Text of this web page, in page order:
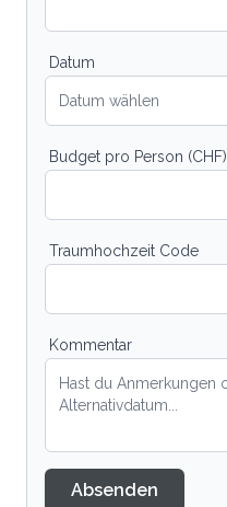
Datum
Datum wählen
Budget pro Person (CHF)
Traumhochzeit Code
Kommentar
Absenden